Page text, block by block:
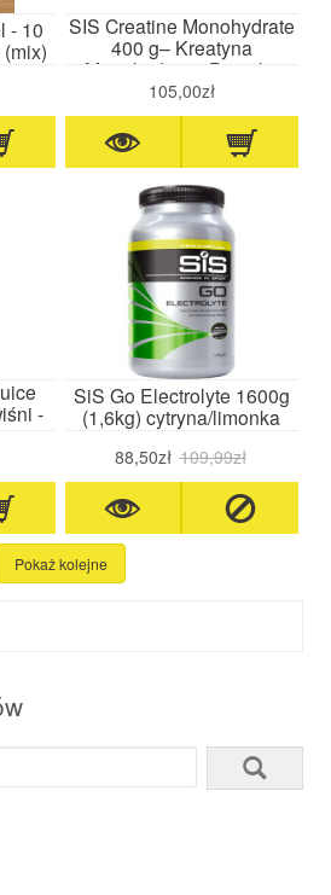
- 10
SIS Creatine Monohydrate
400 g– Kreatyna
Monohydrat w Proszku
105,00zł
-
SiS Go Electrolyte 1600g
(1,6kg) cytryna/limonka
88,50zł 109,99zł
Pokaż kolejne